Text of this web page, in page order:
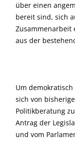
über einen
bereit sind, sich
Zusammenarbeit
aus der
Um
sich von
Politikberatung
Antrag der
und vom